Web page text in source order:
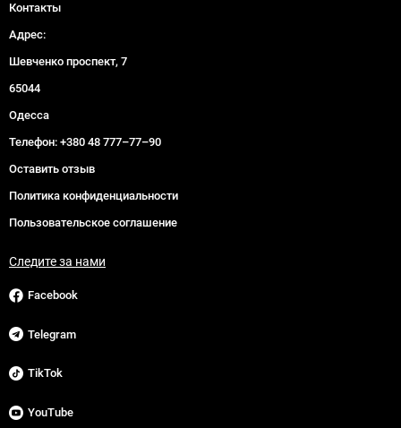
Контакты
Адрес:
Шевченко проспект, 7
65044
Одесса
Телефон: +380 48 777–77–90
Оставить отзыв
Политика конфиденциальности
Пользовательское соглашение
Следите за нами
Facebook
Telegram
TikTok
YouTube